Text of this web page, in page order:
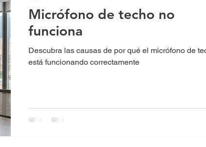
Micrófono de techo no
funciona
Descubra las causas de por qué el micrófono de
está funcionando correctamente